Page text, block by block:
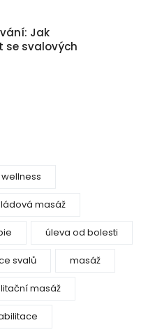
Jak
se svalových
wellness
masáž
úleva od bolesti
svalů masáž
masáž